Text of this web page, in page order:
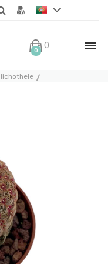
0 0€